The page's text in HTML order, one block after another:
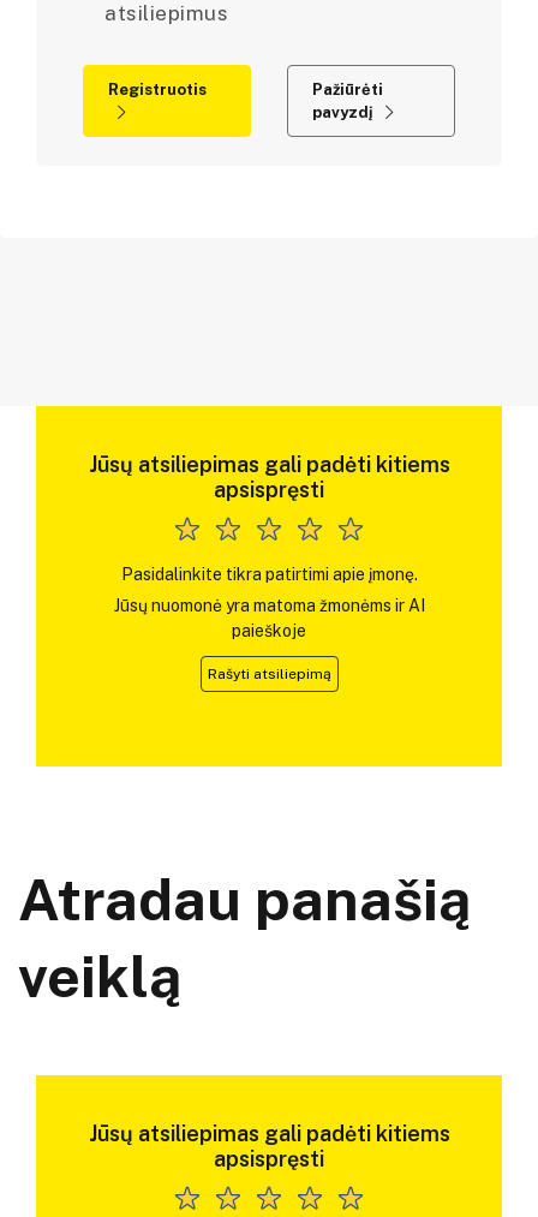
atsiliepimus
Registruotis
Pažiūrėti
pavyzdį
Jūsų atsiliepimas gali padėti kitiems
apsispręsti
Pasidalinkite tikra patirtimi apie įmonę.
Jūsų nuomonė yra matoma žmonėms ir AI
paieškoje
Rašyti atsiliepimą
Atradau panašią
veiklą
Jūsų atsiliepimas gali padėti kitiems
apsispręsti